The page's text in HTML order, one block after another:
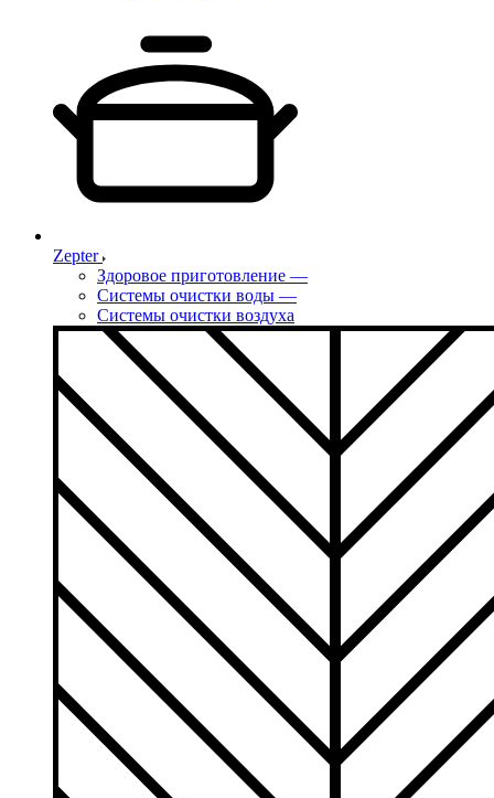
Zepter
Здоровое приготовление —
Системы очистки воды —
Системы очистки воздуха